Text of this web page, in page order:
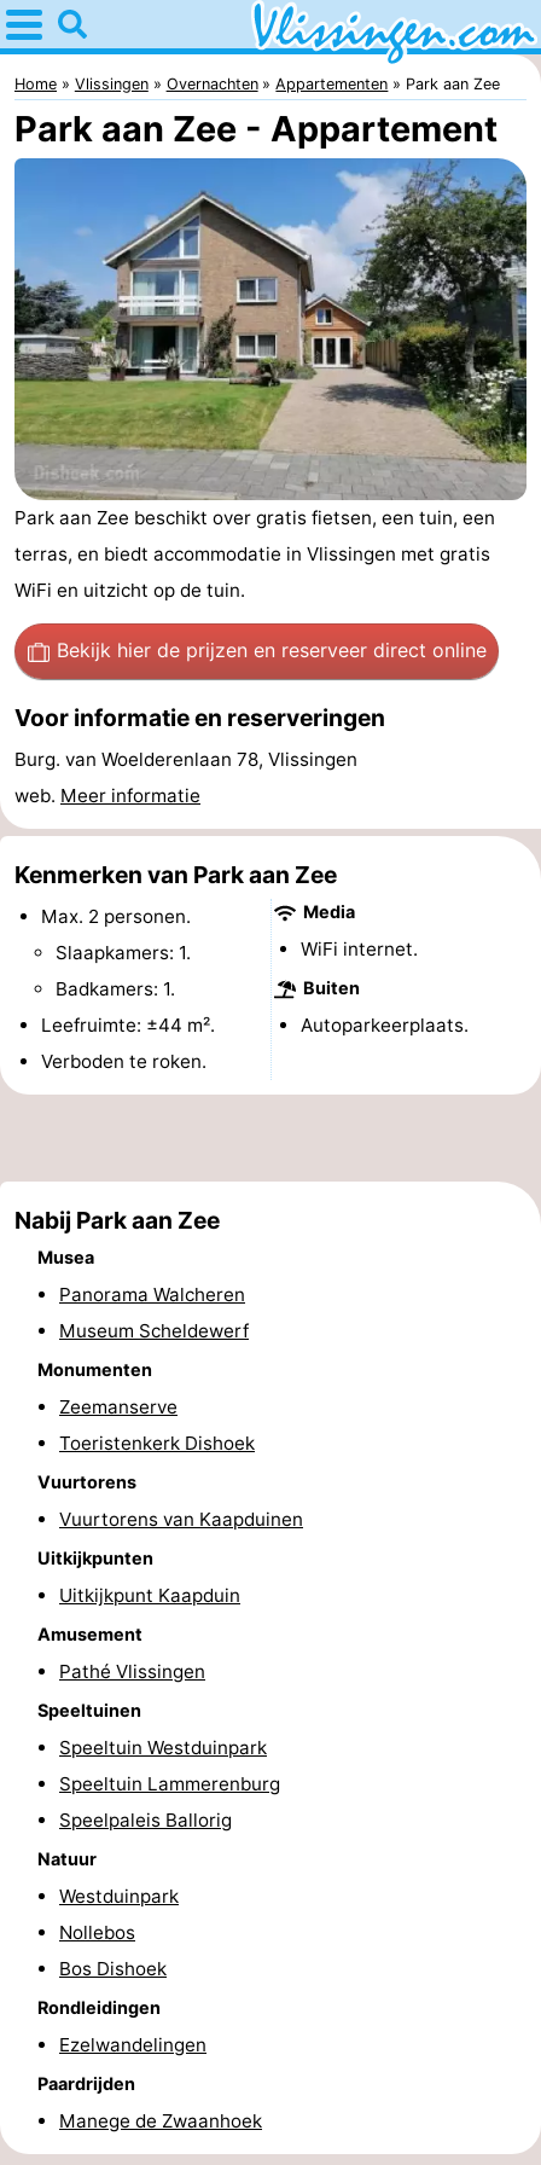
Home
Vlissingen
Tips
Overnachten
Appartementen
-
Martina
Bed
breakfasts)
Campings
Hotels
Vakantiehuizen
-
Duinzicht
-
Galgewei
-
Noordzee
Resort
-
Strandpark
-
Westduin
Last
Zien
Musea
-
Uitkijkpunten
Attracties
Speeltuinen
Binnenspeeltuinen
Bowlen
Wellness
centra
Dorpen
Steden
Rondleidingen
Fietsen
Wandelen
Paardrijden
Golfbanen
Eten
en
Ringrijden
Home Vlissingen Overnachten Appartementen Park aan Zee
Park aan Zee - Appartement
Park aan Zee beschikt over gratis fietsen, een tuin, een
terras, en biedt accommodatie in Vlissingen met gratis
WiFi en uitzicht op de tuin.
Bekijk hier de prijzen en reserveer direct online
Voor informatie en reserveringen
Burg. van Woelderenlaan 78, Vlissingen
web. Meer informatie
Kenmerken van Park aan Zee
Max. 2 personen.
Slaapkamers: 1.
Badkamers: 1.
Leefruimte: ±44 m².
Verboden te roken.
Media
WiFi internet.
Buiten
Autoparkeerplaats.
Nabij Park aan Zee
Musea
Panorama Walcheren
Museum Scheldewerf
Monumenten
Zeemanserve
Toeristenkerk Dishoek
Vuurtorens
Vuurtorens van Kaapduinen
Uitkijkpunten
Uitkijkpunt Kaapduin
Amusement
Pathé Vlissingen
Speeltuinen
Speeltuin Westduinpark
Speeltuin Lammerenburg
Speelpaleis Ballorig
Natuur
Westduinpark
Nollebos
Bos Dishoek
Rondleidingen
Ezelwandelingen
Paardrijden
Manege de Zwaanhoek